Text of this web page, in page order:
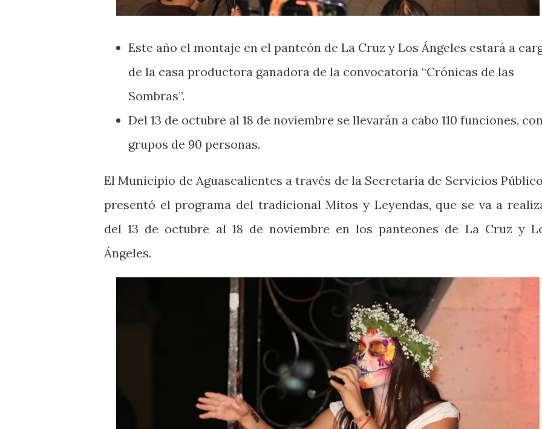
Este año el montaje en el panteón de La Cruz y Los Ángeles estará a
de la casa productora ganadora de la convocatoria “Crónicas de las
Sombras”.
Del 13 de octubre al 18 de noviembre se llevarán a cabo 110 funciones,
grupos de 90 personas.
El Municipio de Aguascalientes a través de la Secretaría de Servicios
presentó el programa del tradicional Mitos y Leyendas, que se va a
del 13 de octubre al 18 de noviembre en los panteones de La Cruz y
Ángeles.